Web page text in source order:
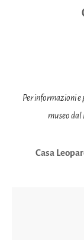
Per informazioni e
museo dal
Casa